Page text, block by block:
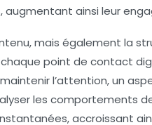
augmentant ainsi leur
mais également la
point de contact
l’attention, un
les comportements
accroissant